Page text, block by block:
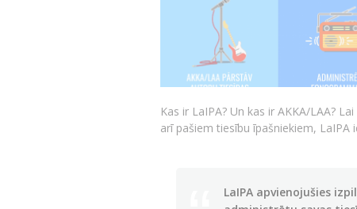
Kas ir LaIPA? Un kas ir AKKA/LAA?
arī pašiem tiesību īpašniekiem,
LaIPA apvienojušies